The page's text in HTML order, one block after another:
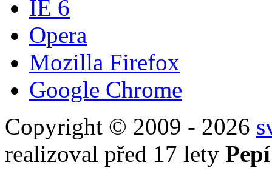
IE 6
Opera
Mozilla Firefox
Google Chrome
Copyright © 2009 - 2026
realizoval před 17 lety